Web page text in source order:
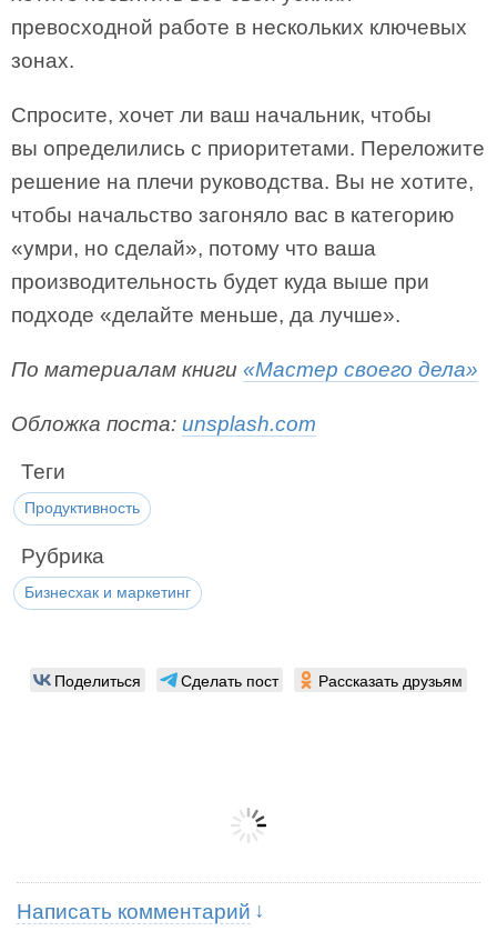
превосходной работе в нескольких ключевых
зонах.
Спросите, хочет ли ваш начальник, чтобы
вы определились с приоритетами. Переложите
решение на плечи руководства. Вы не хотите,
чтобы начальство загоняло вас в категорию
«умри, но сделай», потому что ваша
производительность будет куда выше при
подходе «делайте меньше, да лучше».
По материалам книги «Мастер своего дела»
Обложка поста: unsplash.com
Теги
Продуктивность
Рубрика
Бизнесхак и маркетинг
Поделиться Сделать пост Рассказать друзьям
Написать комментарий